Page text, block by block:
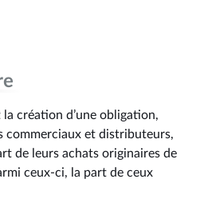
création d’une obligation,
commerciaux et distributeurs,
de leurs achats originaires de
ceux-ci, la part de ceux